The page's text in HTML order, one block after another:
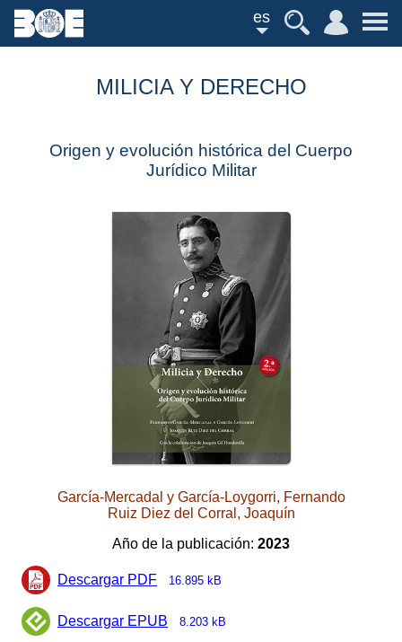
es
MILICIA Y DERECHO
Origen y evolución histórica del Cuerpo
Jurídico Militar
García-Mercadal y García-Loygorri, Fernando
Ruiz Diez del Corral, Joaquín
Año de la publicación: 2023
Descargar PDF 16.895 kB
Descargar EPUB 8.203 kB